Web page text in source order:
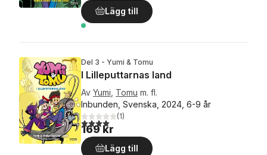
Lägg till
Del 3 - Yumi & Tomu
I Lilleputtarnas land
Av Yumi Tomu m. fl.
Inbunden, Svenska, 2024, 6-9 år
4,0utav 5 stjärnor. Totalt antal röster:
(1)
169 kr
Lägg till